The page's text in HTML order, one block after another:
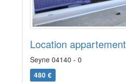
Location appartement
Seyne 04140 - 0
480 €